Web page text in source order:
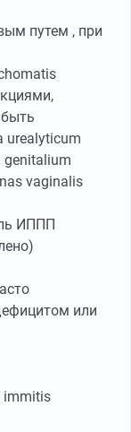
путем , при
urealyticum
vaginalis
ИППП
или
immitis